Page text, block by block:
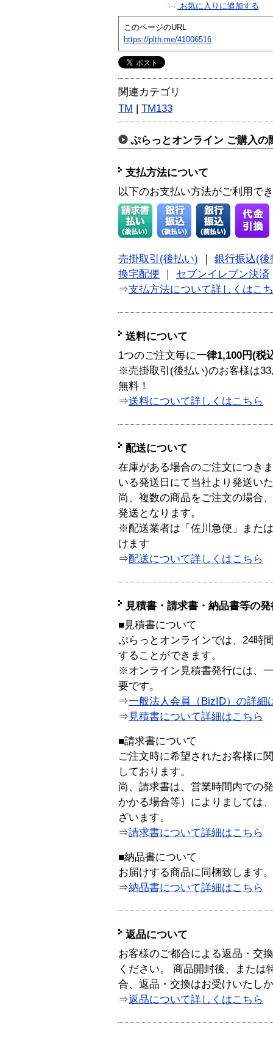
お気に入りに追加する
このページのURL
https://plth.me/41006516
関連カテゴリ
TM | TM133
ぷらっとオンライン ご購入の
支払方法について
以下のお支払い方法がご利用で
売掛取引(後払い) ｜ 銀行振込(後
換宅配便 ｜ セブンイレブン決済
⇒支払方法について詳しくはこ
送料について
1つのご注文毎に一律1,100円(税
※売掛取引(後払い)のお客様は
無料！
⇒送料について詳しくはこちら
配送について
在庫がある場合のご注文につき
いる発送日にて当社より発送い
尚、複数の商品をご注文の場合
発送となります。
※配送業者は「佐川急便」また
けます
⇒配送について詳しくはこちら
見積書・請求書・納品書等の
■見積書について
ぷらっとオンラインでは、24時
することができます。
※オンライン見積書発行には、
要です。
⇒一般法人会員（BizID）の詳細
⇒ 見積書について詳細はこちら
■請求書について
ご注文時に希望されたお客様に
しております。
尚、請求書は、営業時間内での
かかる場合等）によりましては
ざいます。
⇒請求書について詳細はこちら
■納品書について
お届けする商品に同梱致します。
⇒納品書について詳細はこちら
返品について
お客様のご都合による返品・交
ください。 商品開封後、または
合、返品・交換はお受けいたし
⇒返品について詳しくはこちら